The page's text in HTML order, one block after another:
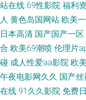
影音先锋av资源电影 avtt
日韩欧美1 91在线超碰到
资源在线观看 色亚洲天堂
利视频 玖玖资源总站 在线
站在线 69性影院 福利
人 黄色岛国网站 欧美
日本高清 国产国产一区
合 欧美69潮喷 伦理片
碰 成人性爱aa影院 欧
午夜电影网久久 国产
在线 91久久影院 免费